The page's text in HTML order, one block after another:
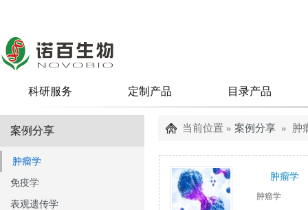
科研服务 定制产品 目录产品
案例分享
肿瘤学
免疫学
表观遗传学
当前位置 » 案例分享 » 肿
肿瘤学
肿瘤学